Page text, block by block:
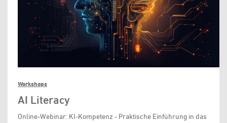
Workshops
AI Literacy
Online-Webinar: KI-Kompetenz - Praktische Einführung in das